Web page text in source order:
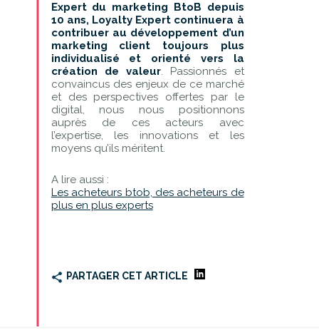
Expert du marketing BtoB depuis
10 ans, Loyalty Expert continuera à
contribuer au développement d’un
marketing client toujours plus
individualisé et orienté vers la
création de valeur. Passionnés et
convaincus des enjeux de ce marché
et des perspectives offertes par le
digital, nous nous positionnons
auprès de ces acteurs avec
l’expertise, les innovations et les
moyens qu’ils méritent.
A lire aussi :
Les acheteurs btob, des acheteurs de
plus en plus experts
PARTAGER CET ARTICLE